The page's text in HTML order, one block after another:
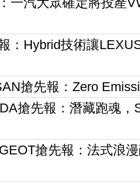
：Hybrid技術讓
搶先報：Zero
搶先報：潛藏跑魂，
搶先報：法式浪